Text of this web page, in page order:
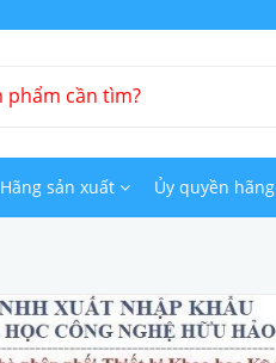
Hãng sản xuất Ủy quyền hãng